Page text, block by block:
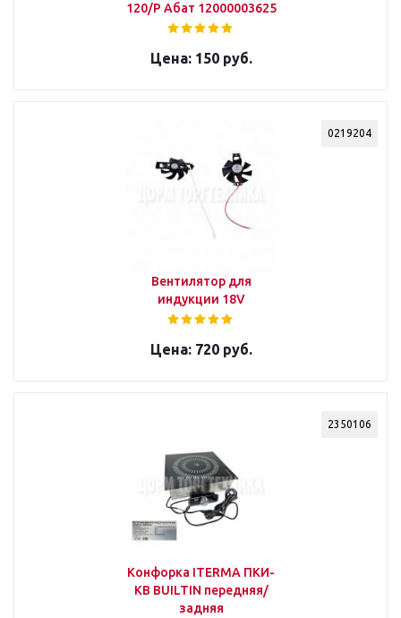
120/P Абат 12000003625
150 руб.
0219204
Вентилятор для
индукции 18V
720 руб.
2350106
Конфорка ITERMA ПКИ-
КВ BUILTIN передняя/
задняя